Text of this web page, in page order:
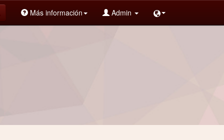
Más información Admin